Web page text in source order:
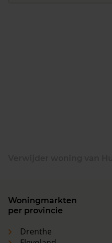
Woningmarkten
per provincie
Drenthe